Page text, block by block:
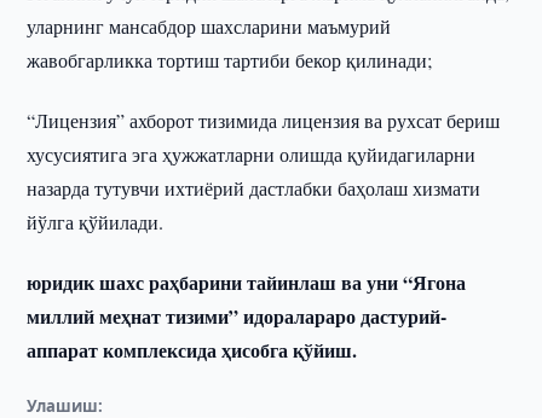
уларнинг мансабдор шахсларини маъмурий
жавобгарликка тортиш тартиби бекор қилинади;
“Лицензия” ахборот тизимида лицензия ва рухсат бериш
хусусиятига эга ҳужжатларни олишда қуйидагиларни
назарда тутувчи ихтиёрий дастлабки баҳолаш хизмати
йўлга қўйилади.
юридик шахс раҳбарини тайинлаш ва уни “Ягона
миллий меҳнат тизими” идоралараро дастурий-
аппарат комплексида ҳисобга қўйиш.
Улашиш: